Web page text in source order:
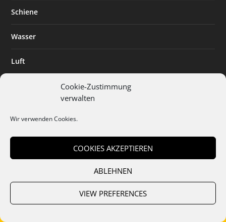
Cookie-Zustimmung
verwalten
Wir verwenden Cookies.
COOKIES AKZEPTIEREN
ABLEHNEN
VIEW PREFERENCES
Schiene
Wasser
Luft
Digitalisierung
Mediadaten Cookies Datenschutz